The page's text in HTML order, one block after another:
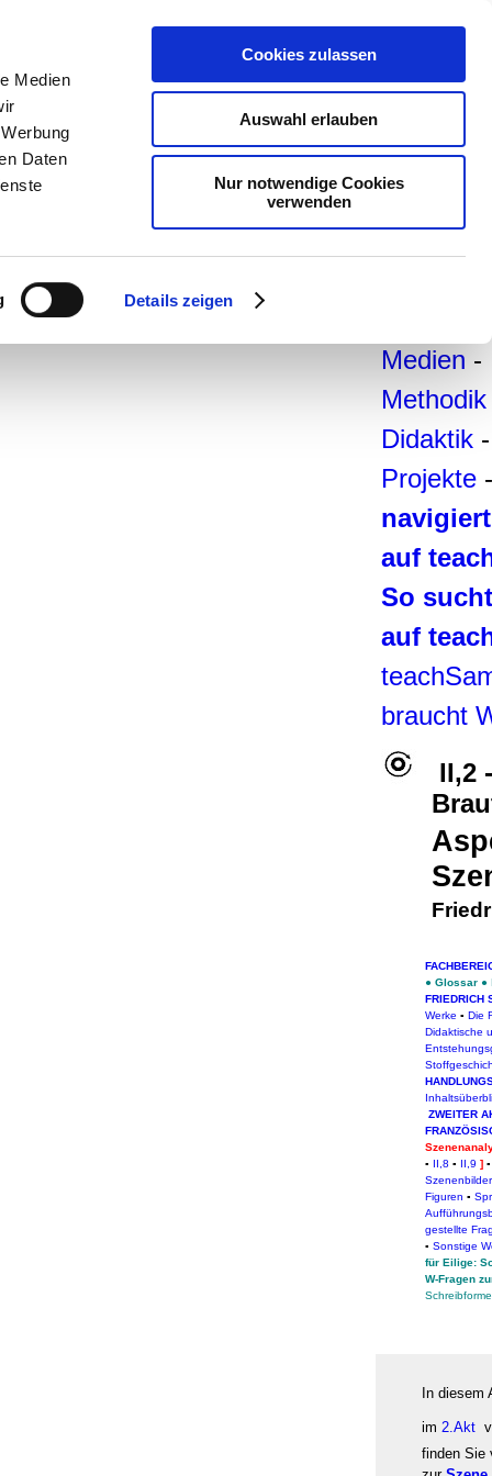
Medien
Daten
Details zeigen
Cookies zulassen
Auswahl erlauben
Nur notwendige Cookies
verwenden
Deutsch
Medien -
Didaktik -
Projekte
auf
So
auf
braucht
II,2
● Glossar ●
FRIEDRICH
Werke ▪ Die
Didaktische
ZWEITER
▪ II,8 ▪ II,9 ]
Figuren ▪
gestellte
▪ Sonstige
für Eilige:
W-Fragen
In
im 2.Akt
finden Sie